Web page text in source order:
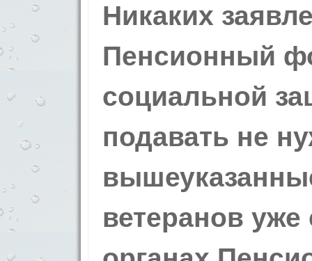
Никаких
Пенсионный
социальной
подавать не
ветеранов уже